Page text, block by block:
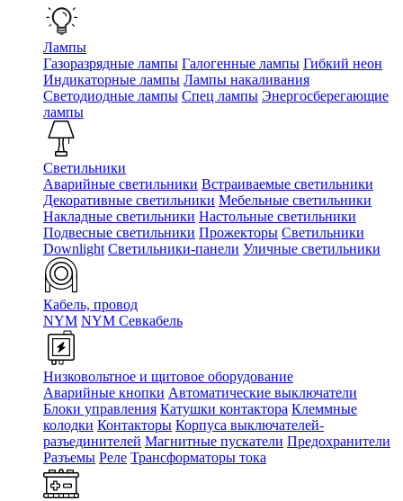
Лампы
Газоразрядные лампы Галогенные лампы Гибкий неон
Индикаторные лампы Лампы накаливания
Светодиодные лампы Спец лампы Энергосберегающие
лампы
Светильники
Аварийные светильники Встраиваемые светильники
Декоративные светильники Мебельные светильники
Накладные светильники Настольные светильники
Подвесные светильники Прожекторы Светильники
Downlight Светильники-панели Уличные светильники
Кабель, провод
NYM NYM Севкабель
Низковольтное и щитовое оборудование
Аварийные кнопки Автоматические выключатели
Блоки управления Катушки контактора Клеммные
колодки Контакторы Корпуса выключателей-
разъединителей Магнитные пускатели Предохранители
Разъемы Реле Трансформаторы тока